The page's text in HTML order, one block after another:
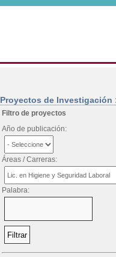
Proyectos de
Filtro de proyectos
Año de publicación:
Áreas / Carreras:
Palabra: